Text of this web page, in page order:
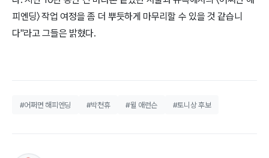
피엔딩〉 작업 여정을 좀 더 뿌듯하게 마무리할 수 있을 것 같습니
다"라고 그들은 밝혔다.
#어쩌면 해피엔딩 #박쳔휴 #윌 애런슨 #토니상 후보